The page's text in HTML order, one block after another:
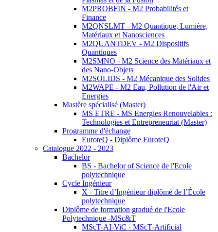
M2PROBFIN - M2 Probabilités et
Finance
M2QNSLMT - M2 Quantique, Lumière,
Matériaux et Nanosciences
M2QUANTDEV - M2 Dispositifs
Quantiques
M2SMNO - M2 Science des Matériaux et
des Nano-Objets
M2SOLIDS - M2 Mécanique des Solides
M2WAPE - M2 Eau, Pollution de l'Air et
Energies
Mastère spécialisé (Master)
MS ETRE - MS Energies Renouvelables :
Technologies et Entrepreneuriat (Master)
Programme d'échange
EuroteQ - Diplôme EuroteQ
Catalogue 2022 - 2023
Bachelor
BS - Bachelor of Science de l'Ecole
polytechnique
Cycle Ingénieur
X - Titre d’Ingénieur diplômé de l’École
polytechnique
Diplôme de formation gradué de l'Ecole
Polytechnique -MSc&T
MScT-AI-ViC - MScT-Artificial